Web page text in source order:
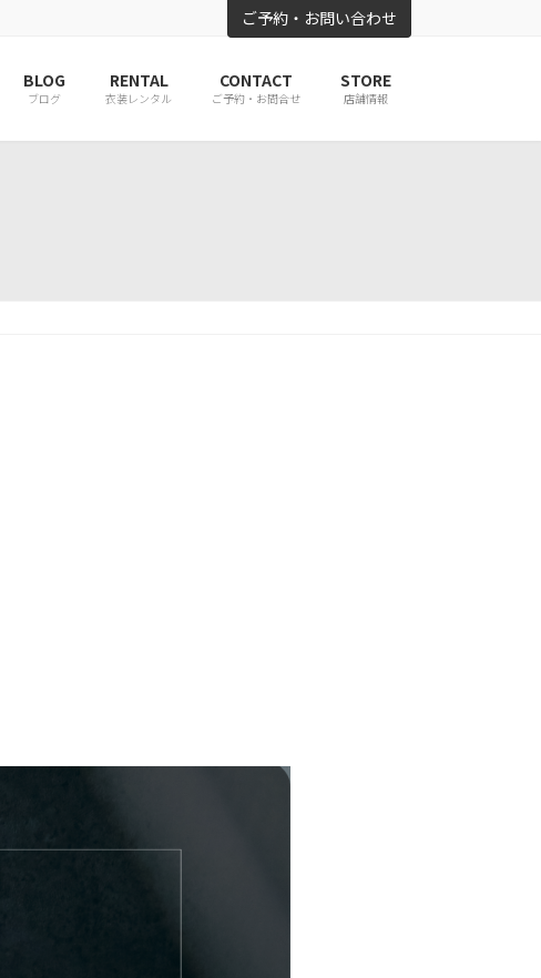
ご予約・お問い合わせ
BLOG
ブログ
RENTAL
衣装レンタル
CONTACT
ご予約・お問合せ
STORE
店舗情報